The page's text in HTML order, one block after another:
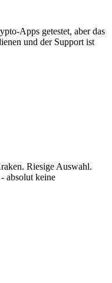
Apps getestet, aber das
und der Support ist
Riesige Auswahl.
absolut keine